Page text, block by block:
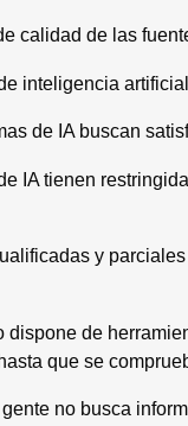
calidad de las
inteligencia
de IA buscan
IA tienen
y
dispone de
que se
no busca